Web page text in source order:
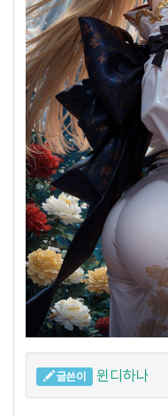
글쓴이 윈디하나